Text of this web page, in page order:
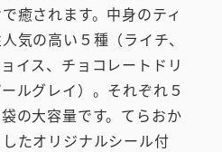
癒されます。中身のティ
気の高い５種（ライチ、
イス、チョコレートドリ
ルグレイ）。それぞれ５
の大容量です。てらおか
たオリジナルシール付